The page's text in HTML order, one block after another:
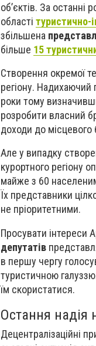
об’єктів. За останні
області туристично-
збільшена
більше 15
Створення окремої
регіону.
роки тому
розробити власний
доходи до
Але у випадку
курортного регіону
майже з 60
Їх представники
не пріоритетними.
Просувати інтереси
депутатів
в першу чергу
туристичною
їм скористатися.
Остання надія
Децентралізаційні